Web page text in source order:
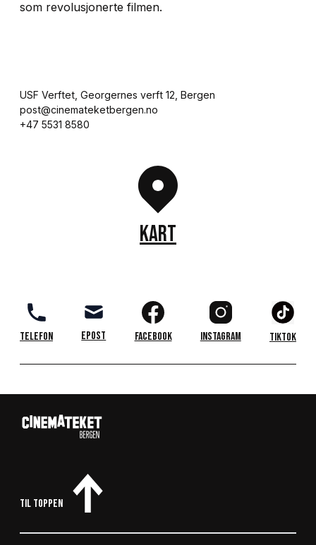
som revolusjonerte filmen.
Telefon Epost Facebook Instagram TikTok
USF Verftet, Georgernes verft 12, Bergen
post@cinemateketbergen.no
+47 5531 8580
KART
Til toppen